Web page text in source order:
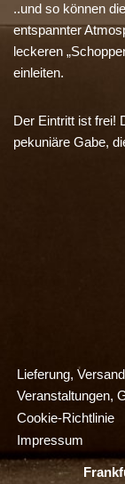
..und so können
entspannter
leckeren
einleiten.
Der Eintritt ist frei!
pekuniäre Gabe,
Lieferung,
Veranstaltungen,
Cookie-Richtlinie
Impressum